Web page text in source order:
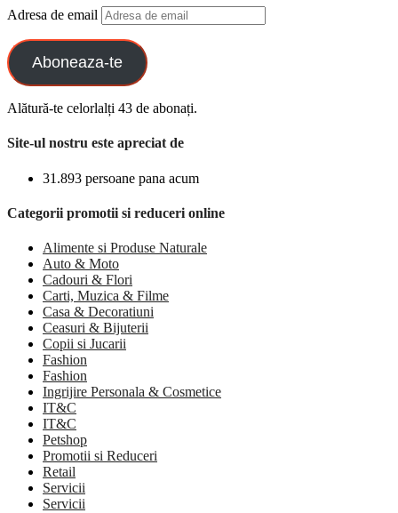
Adresa de email
Aboneaza-te
Alătură-te celorlalți 43 de abonați.
Site-ul nostru este apreciat de
31.893 persoane pana acum
Categorii promotii si reduceri online
Alimente si Produse Naturale
Auto & Moto
Cadouri & Flori
Carti, Muzica & Filme
Casa & Decoratiuni
Ceasuri & Bijuterii
Copii si Jucarii
Fashion
Fashion
Ingrijire Personala & Cosmetice
IT&C
IT&C
Petshop
Promotii si Reduceri
Retail
Servicii
Servicii